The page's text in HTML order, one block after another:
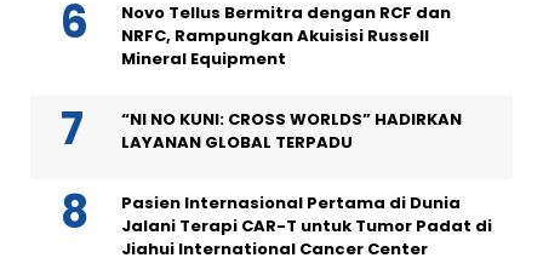
Novo Tellus Bermitra dengan RCF dan
NRFC, Rampungkan Akuisisi Russell
Mineral Equipment
“NI NO KUNI: CROSS WORLDS” HADIRKAN
LAYANAN GLOBAL TERPADU
Pasien Internasional Pertama di Dunia
Jalani Terapi CAR-T untuk Tumor Padat di
Jiahui International Cancer Center